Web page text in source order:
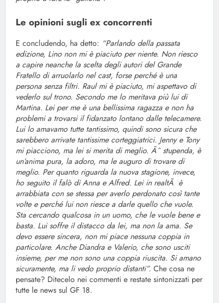
Le opinioni sugli ex concorrenti
E concludendo, ha detto: “Parlando della passata
edizione, Lino non mi è piaciuto per niente. Non riesco
a capire neanche la scelta degli autori del Grande
Fratello di arruolarlo nel cast, forse perché è una
persona senza filtri. Raul mi è piaciuto, mi aspettavo di
vederlo sul trono. Secondo me lo meritava più lui di
Martina. Lei per me è una bellissima ragazza e non ha
problemi a trovarsi il fidanzato lontano dalle telecamere.
Lui lo amavamo tutte tantissimo, quindi sono sicura che
sarebbero arrivate tantissime corteggiatrici. Jenny e Tony
mi piacciono, ma lei si merita di meglio. Ãˆ stupenda, è
un’anima pura, la adoro, ma le auguro di trovare di
meglio. Per quanto riguarda la nuova stagione, invece,
ho seguito il falò di Anna e Alfred. Lei in realtÃ è
arrabbiata con se stessa per averlo perdonato così tante
volte e perché lui non riesce a darle quello che vuole.
Sta cercando qualcosa in un uomo, che le vuole bene e
basta. Lui soffre il distacco da lei, ma non la ama. Se
devo essere sincera, non mi piace nessuna coppia in
particolare. Anche Diandra e Valerio, che sono usciti
insieme, per me non sono una coppia riuscita. Si amano
sicuramente, ma li vedo proprio distanti”. Che cosa ne
pensate? Ditecelo nei commenti e restate sintonizzati per
tutte le news sul GF 18.